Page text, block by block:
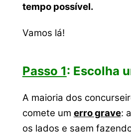
tempo possível.
Vamos lá!
Passo 1: Escolha
A maioria dos
comete um erro grave:
os lados e saem